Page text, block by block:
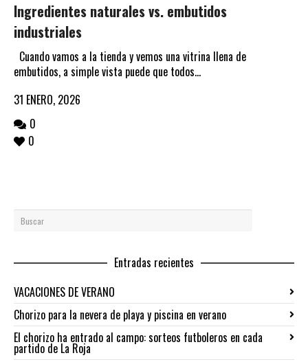
Ingredientes naturales vs. embutidos
industriales
Cuando vamos a la tienda y vemos una vitrina llena de
embutidos, a simple vista puede que todos...
31 ENERO, 2026
0
0
Entradas recientes
VACACIONES DE VERANO
Chorizo para la nevera de playa y piscina en verano
El chorizo ha entrado al campo: sorteos futboleros en cada
partido de La Roja